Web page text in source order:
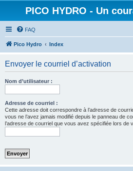
PICO HYDRO - Un
FAQ
Pico Hydro Index
Envoyer le courriel d’activation
Nom d’utilisateur :
Adresse de courriel :
Cette adresse doit correspondre à l’adresse de
vous ne l’avez jamais modifié depuis le panneau de
l’adresse de courriel que vous avez spécifiée lors de